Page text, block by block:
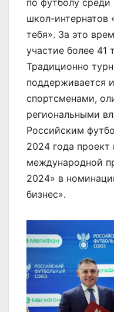
школ-интернатов
тебя». За это
участие более 41
Традиционно
поддерживается
спортсменами,
региональными
Российским
2024 года проект
международной
2024» в
бизнес».